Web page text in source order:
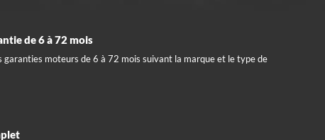
de 6 à 72 mois
garanties moteurs de 6 à 72 mois suivant la marque et le type de